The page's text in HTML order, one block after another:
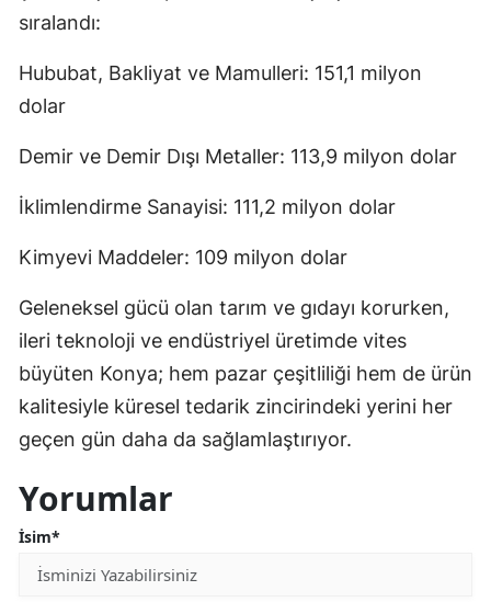
sıralandı:
Hububat, Bakliyat ve Mamulleri: 151,1 milyon
dolar
Demir ve Demir Dışı Metaller: 113,9 milyon dolar
İklimlendirme Sanayisi: 111,2 milyon dolar
Kimyevi Maddeler: 109 milyon dolar
Geleneksel gücü olan tarım ve gıdayı korurken,
ileri teknoloji ve endüstriyel üretimde vites
büyüten Konya; hem pazar çeşitliliği hem de ürün
kalitesiyle küresel tedarik zincirindeki yerini her
geçen gün daha da sağlamlaştırıyor.
Yorumlar
İsim*